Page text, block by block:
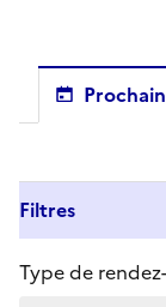
Filtres
Type de